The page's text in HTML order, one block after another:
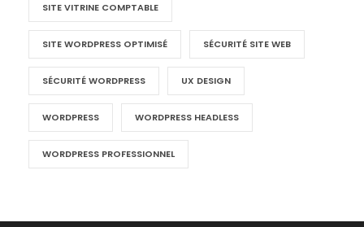
SITE VITRINE COMPTABLE
SITE WORDPRESS OPTIMISÉ SÉCURITÉ SITE WEB
SÉCURITÉ WORDPRESS UX DESIGN
WORDPRESS WORDPRESS HEADLESS
WORDPRESS PROFESSIONNEL